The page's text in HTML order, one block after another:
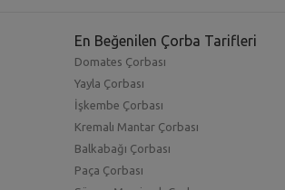
En Beğenilen Çorba Tarifleri
Domates Çorbası
Yayla Çorbası
İşkembe Çorbası
Kremalı Mantar Çorbası
Balkabağı Çorbası
Paça Çorbası